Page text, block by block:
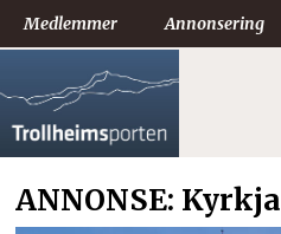
Medlemmer Annonsering
ANNONSE: